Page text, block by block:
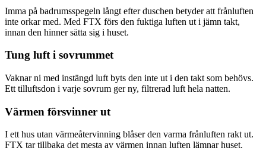
Imma på badrumsspegeln långt efter duschen betyder att frånluften
inte orkar med. Med FTX förs den fuktiga luften ut i jämn takt,
innan den hinner sätta sig i huset.
Tung luft i sovrummet
Vaknar ni med instängd luft byts den inte ut i den takt som behövs.
Ett tilluftsdon i varje sovrum ger ny, filtrerad luft hela natten.
Värmen försvinner ut
I ett hus utan värmeåtervinning blåser den varma frånluften rakt ut.
FTX tar tillbaka det mesta av värmen innan luften lämnar huset.